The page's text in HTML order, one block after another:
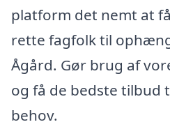
platform det nemt at
rette fagfolk til
Ågård. Gør brug af
og få de bedste tilbud
behov.